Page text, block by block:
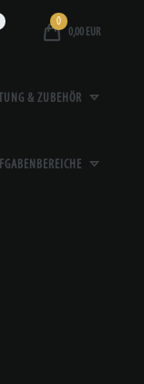
0
0,00 EUR
& ZUBEHÖR